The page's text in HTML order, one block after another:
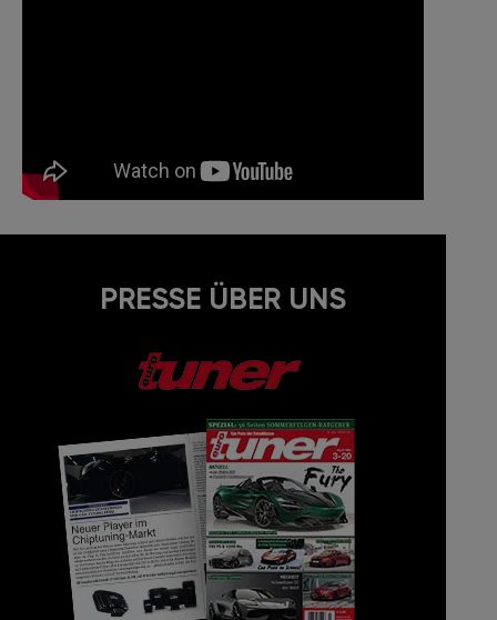
PRESSE ÜBER UNS